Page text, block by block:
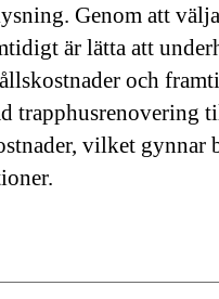
Genom att
är lätta att
och
trapphusrenovering
vilket gynnar